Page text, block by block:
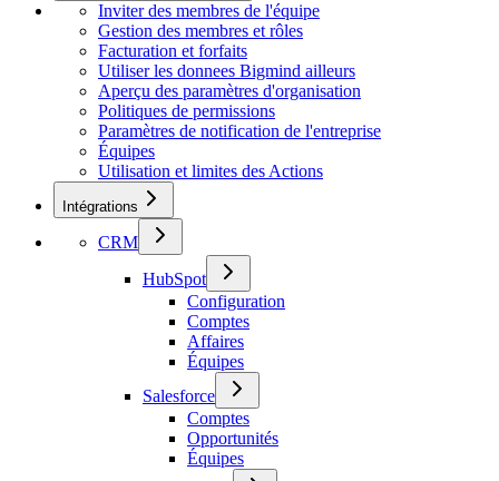
Inviter des membres de l'équipe
Gestion des membres et rôles
Facturation et forfaits
Utiliser les donnees Bigmind ailleurs
Aperçu des paramètres d'organisation
Politiques de permissions
Paramètres de notification de l'entreprise
Équipes
Utilisation et limites des Actions
Intégrations
CRM
HubSpot
Configuration
Comptes
Affaires
Équipes
Salesforce
Comptes
Opportunités
Équipes